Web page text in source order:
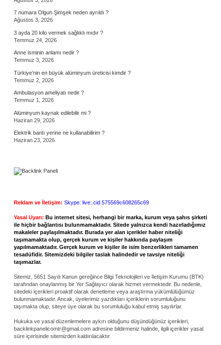
7 numara Olgun Şimşek neden ayrıldı ?
Ağustos 3, 2026
3 ayda 20 kilo vermek sağlıklı mıdır ?
Temmuz 24, 2026
Anne isminin anlamı nedir ?
Temmuz 3, 2026
Türkiye’nin en büyük alüminyum üreticisi kimdir ?
Temmuz 2, 2026
Ambulasyon ameliyatı nedir ?
Temmuz 1, 2026
Alüminyum kaynak edilebilir mi ?
Haziran 29, 2026
Elektrik bantı yerine ne kullanabilirim ?
Haziran 23, 2026
Reklam ve İletişim: Skype: live:.cid.575569c608265c69
Yasal Uyarı: Bu internet sitesi, herhangi bir marka, kurum veya şahıs şirketi
ile hiçbir bağlantısı bulunmamaktadır. Sitede yalnızca kendi hazırladığımız
makaleler paylaşılmaktadır. Burada yer alan içerikler haber niteliği
taşımamakta olup, gerçek kurum ve kişiler hakkında paylaşım
yapılmamaktadır. Gerçek kurum ve kişiler ile isim benzerlikleri tamamen
tesadüfidir. Sitemizdeki bilgiler taslak halindedir ve tavsiye niteliği
taşımazlar.
Sitemiz, 5651 Sayılı Kanun gereğince Bilgi Teknolojileri ve İletişim Kurumu (BTK)
tarafından onaylanmış bir Yer Sağlayıcı olarak hizmet vermektedir. Bu nedenle,
sitedeki içerikleri proaktif olarak denetleme veya araştırma yükümlülüğümüz
bulunmamaktadır. Ancak, üyelerimiz yazdıkları içeriklerin sorumluluğunu
taşımakta olup, siteye üye olarak bu sorumluluğu kabul etmiş sayılırlar.
Hukuka ve yasal düzenlemelere aykırı olduğunu düşündüğünüz içerikleri,
backlinkpanelicomtr@gmail.com adresine bildirmeniz halinde, ilgili içerikler yasal
süre içerisinde sitemizden kaldırılacaktır.